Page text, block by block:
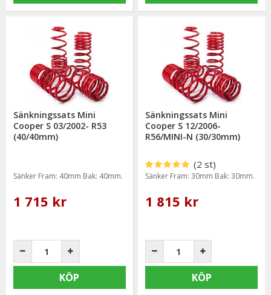
Sänkningssats Mini
Cooper S 03/2002- R53
(40/40mm)
Sänker Fram: 40mm Bak: 40mm.
1 715 kr
KÖP
Sänkningssats Mini
Cooper S 12/2006-
R56/MINI-N (30/30mm)
(2 st)
Sänker Fram: 30mm Bak: 30mm.
1 815 kr
KÖP